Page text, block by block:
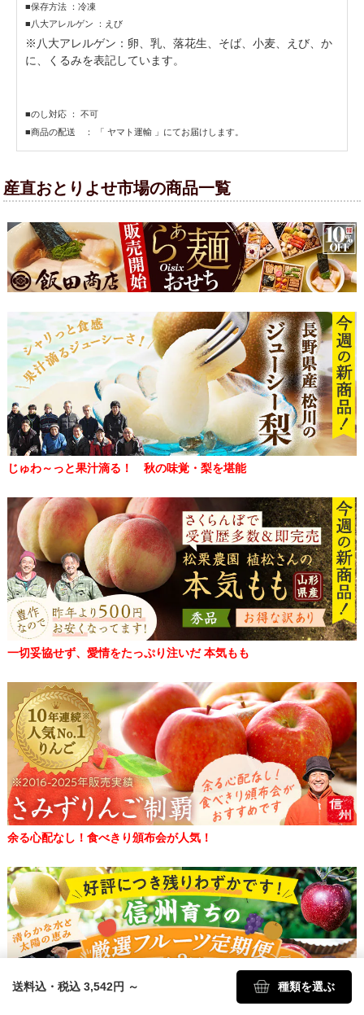
■保存方法 ：冷凍
■八大アレルゲン ：えび
※八大アレルゲン：卵、乳、落花生、そば、小麦、えび、か
に、くるみを表記しています。
■のし対応 ： 不可
■商品の配送 ： 「 ヤマト運輸 」にてお届けします。
送料込・税込 3,542円 ～ 種類を選ぶ
産直おとりよせ市場の商品一覧
じゅわ～っと果汁滴る！ 秋の味覚・梨を堪能
一切妥協せず、愛情をたっぷり注いだ 本気もも
余る心配なし！食べきり頒布会が人気！